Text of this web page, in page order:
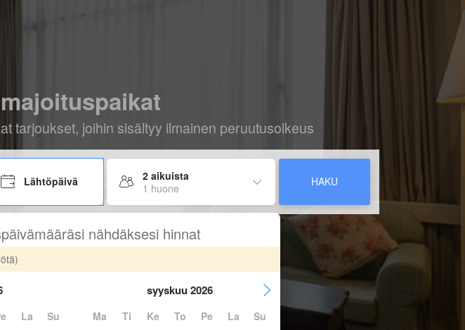
tarjoukset, joihin sisältyy ilmainen peruutusoikeus
Lähtöpäivä
2 aikuista
1 huone
HAKU
nähdäksesi hinnat
La
Su
syyskuu 2026
Ma Ti Ke To Pe La
Su